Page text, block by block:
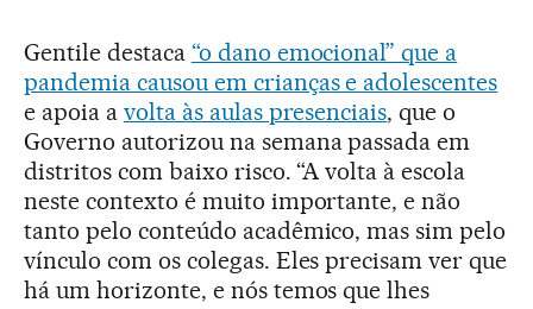
Gentile destaca “o dano emocional” que a
pandemia causou em crianças e adolescentes
e apoia a volta às aulas presenciais, que o
Governo autorizou na semana passada em
distritos com baixo risco. “A volta à escola
neste contexto é muito importante, e não
tanto pelo conteúdo acadêmico, mas sim pelo
vínculo com os colegas. Eles precisam ver que
há um horizonte, e nós temos que lhes